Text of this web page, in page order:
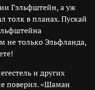
Гэльфштейн, а уж
толк в планах. Пускай
не только Эльфланда,
и других
поверил. «Шаман